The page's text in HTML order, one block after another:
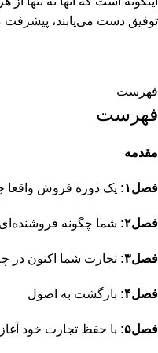
توفیق دست می‌یابند،
فهرست
فهرست
مقدمه
فصل۱: یک دوره فروش
فصل۲: شما چگونه
فصل۳: تجارت شما اکنون در
فصل۴: بازگشت به اصول
فصل۵: با حفظ تجارت خود آغاز